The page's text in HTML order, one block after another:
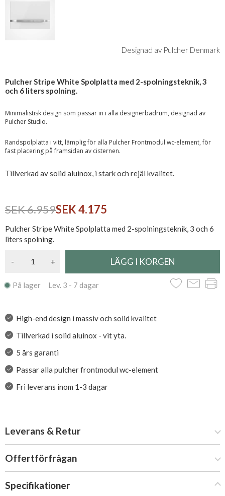
Designad av Pulcher Denmark
Pulcher Stripe White Spolplatta med 2-spolningsteknik, 3
och 6 liters spolning.
Minimalistisk design som passar in i alla designerbadrum, designad av
Pulcher Studio.
Randspolplatta i vitt, lämplig för alla Pulcher Frontmodul wc-element, för
fast placering på framsidan av cisternen.
Tillverkad av solid aluinox, i stark och rejäl kvalitet.
SEK 6.959SEK 4.175
Pulcher Stripe White Spolplatta med 2-spolningsteknik, 3 och 6
liters spolning.
- +
På lager Lev. 3 - 7 dagar
High-end design i massiv och solid kvalitet
Tillverkad i solid aluinox - vit yta.
5 års garanti
Passar alla pulcher frontmodul wc-element
Fri leverans inom 1-3 dagar
Leverans & Retur
Offertförfrågan
Specifikationer